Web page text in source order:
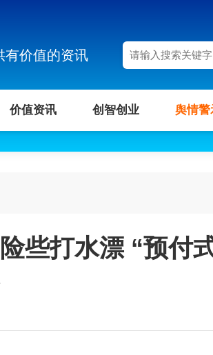
有价值的资讯
价值资讯 创智创业 舆情警
些打水漂 “预付